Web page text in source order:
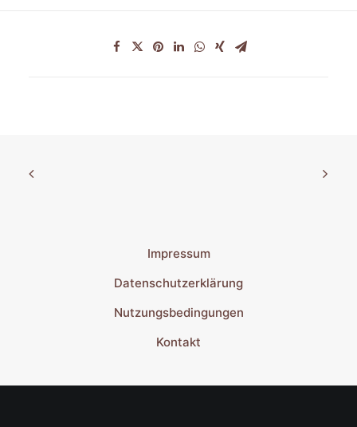
Impressum
Datenschutzerklärung
Nutzungsbedingungen
Kontakt